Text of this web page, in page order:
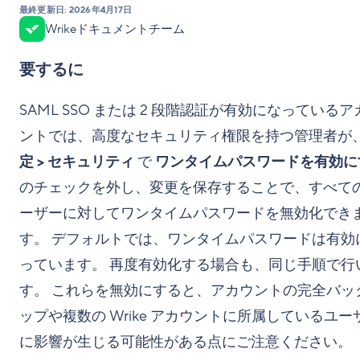
最終更新日: 2026年4月17日
Wrikeドキュメントチーム
要するに
SAML SSO または 2 段階認証が有効になっているア
ントでは、高度なセキュリティ権限を持つ管理者が
定 > セキュリティ で ワンタイムパスワードを有効
のチェックを外し、変更を保存することで、すべて
ーザーに対してワンタイムパスワードを無効化でき
す。 デフォルトでは、ワンタイムパスワードは有効
っています。 再度有効化する場合も、同じ手順で行
す。 これらを無効にすると、アカウントの完全バッ
ップや複数の Wrike アカウントに所属しているユー
に影響が生じる可能性がある点にご注意ください。